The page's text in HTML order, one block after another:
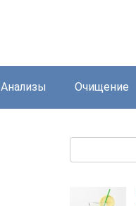
Анализы Очищение